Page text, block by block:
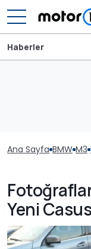
Haberler
Ana Sayfa BMW M3
Yeni